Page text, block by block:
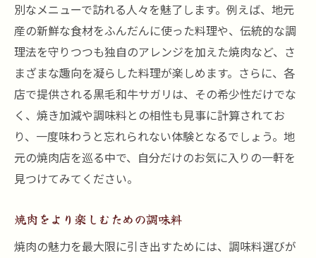
別なメニューで訪れる人々を魅了します。例えば、地元
産の新鮮な食材をふんだんに使った料理や、伝統的な調
理法を守りつつも独自のアレンジを加えた焼肉など、さ
まざまな趣向を凝らした料理が楽しめます。さらに、各
店で提供される黒毛和牛サガリは、その希少性だけでな
く、焼き加減や調味料との相性も見事に計算されてお
り、一度味わうと忘れられない体験となるでしょう。地
元の焼肉店を巡る中で、自分だけのお気に入りの一軒を
見つけてみてください。
焼肉をより楽しむための調味料
焼肉の魅力を最大限に引き出すためには、調味料選びが